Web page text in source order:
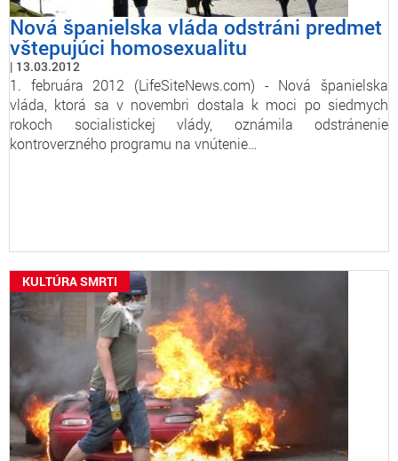
Nová španielska vláda odstráni predmet
vštepujúci homosexualitu
13.03.2012
1. februára 2012 (LifeSiteNews.com) - Nová španielska
vláda, ktorá sa v novembri dostala k moci po siedmych
rokoch socialistickej vlády, oznámila odstránenie
kontroverzného programu na vnútenie…
KULTÚRA SMRTI